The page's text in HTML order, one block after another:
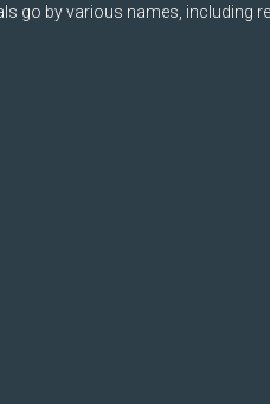
go by various names, including